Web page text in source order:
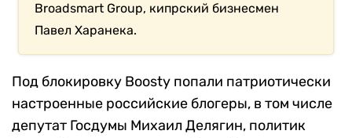
Broadsmart Group, кипрский бизнесмен
Павел Харанека.
Под блокировку Boosty попали патриотически
настроенные российские блогеры, в том числе
депутат Госдумы Михаил Делягин, политик